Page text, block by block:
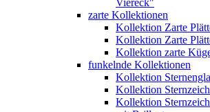
Viereck"
zarte Kollektionen
Kollektion Zarte
Kollektion Zarte
Kollektion zarte
funkelnde Kollektionen
Kollektion
Kollektion
Kollektion